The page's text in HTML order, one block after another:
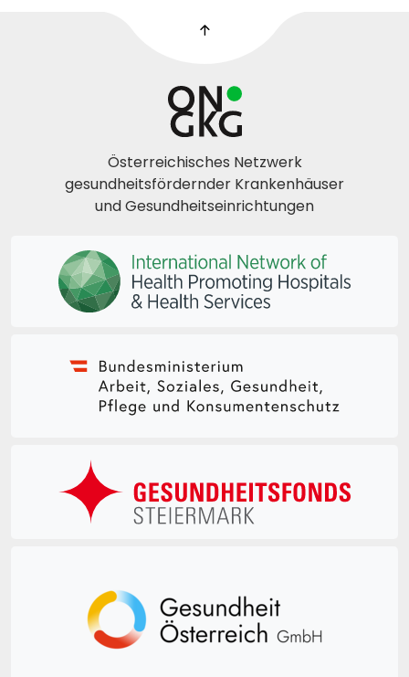
Österreichisches Netzwerk
gesundheitsfördernder Krankenhäuser
und Gesundheitseinrichtungen